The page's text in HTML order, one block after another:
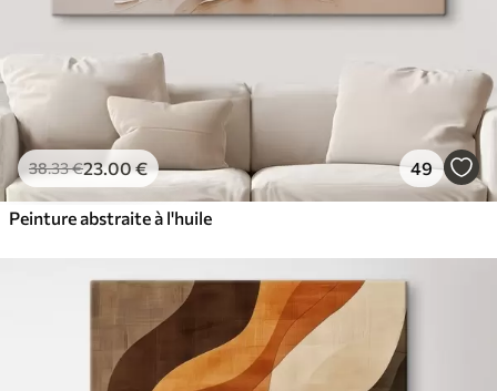
38.33€23.00€ 49
Peinture abstraite à l'huile